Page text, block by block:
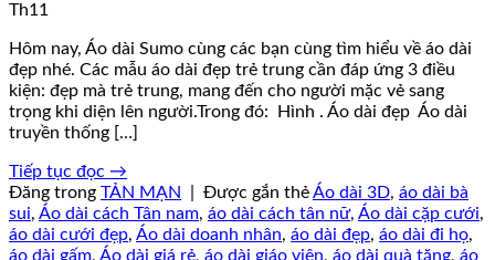
Th11
Hôm nay, Áo dài Sumo cùng các bạn cùng tìm hiểu về áo dài
đẹp nhé. Các mẫu áo dài đẹp trẻ trung cần đáp ứng 3 điều
kiện: đẹp mà trẻ trung, mang đến cho người mặc vẻ sang
trọng khi diện lên người.Trong đó: Hình . Áo dài đẹp Áo dài
truyền thống […]
Tiếp tục đọc →
Đăng trong TẢN MẠN Được gắn thẻÁo dài 3D, áo dài bà
sui, Áo dài cách Tân nam, áo dài cách tân nữ, Áo dài cặp cưới,
áo dài cưới đẹp, Áo dài doanh nhân, áo dài đẹp, áo dài đi họ,
áo dài gấm, Áo dài giá rẻ, áo dài giáo viên, áo dài quà tặng, áo